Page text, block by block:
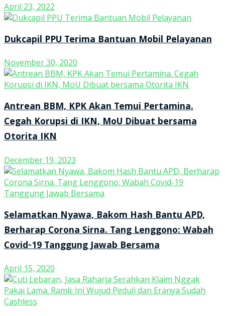
April 23, 2022
Dukcapil PPU Terima Bantuan Mobil Pelayanan
November 30, 2020
Antrean BBM, KPK Akan Temui Pertamina.
Cegah Korupsi di IKN, MoU Dibuat bersama
Otorita IKN
December 19, 2023
Selamatkan Nyawa, Bakom Hash Bantu APD,
Berharap Corona Sirna. Tang Lenggono: Wabah
Covid-19 Tanggung Jawab Bersama
April 15, 2020